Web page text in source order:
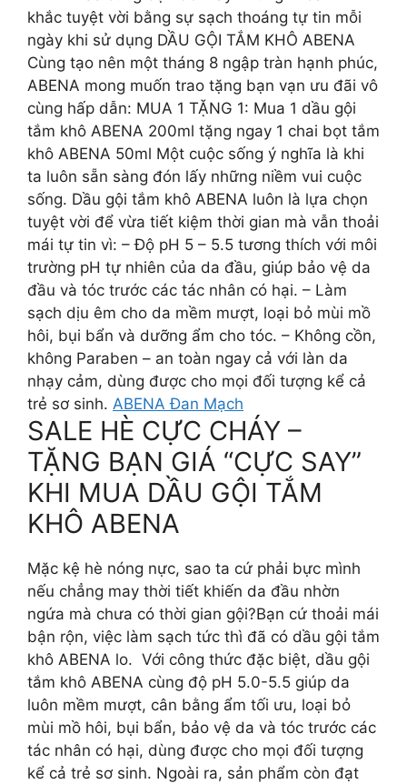
khắc tuyệt vời bằng sự sạch thoáng tự tin mỗi
ngày khi sử dụng DẦU GỘI TẮM KHÔ ABENA
Cùng tạo nên một tháng 8 ngập tràn hạnh phúc,
ABENA mong muốn trao tặng bạn vạn ưu đãi vô
cùng hấp dẫn: MUA 1 TẶNG 1: Mua 1 dầu gội
tắm khô ABENA 200ml tặng ngay 1 chai bọt tắm
khô ABENA 50ml Một cuộc sống ý nghĩa là khi
ta luôn sẵn sàng đón lấy những niềm vui cuộc
sống. Dầu gội tắm khô ABENA luôn là lựa chọn
tuyệt vời để vừa tiết kiệm thời gian mà vẫn thoải
mái tự tin vì: – Độ pH 5 – 5.5 tương thích với môi
trường pH tự nhiên của da đầu, giúp bảo vệ da
đầu và tóc trước các tác nhân có hại. – Làm
sạch dịu êm cho da mềm mượt, loại bỏ mùi mồ
hôi, bụi bẩn và dưỡng ẩm cho tóc. – Không cồn,
không Paraben – an toàn ngay cả với làn da
nhạy cảm, dùng được cho mọi đối tượng kể cả
trẻ sơ sinh. ABENA Đan Mạch
SALE HÈ CỰC CHÁY –
TẶNG BẠN GIÁ “CỰC SAY”
KHI MUA DẦU GỘI TẮM
KHÔ ABENA​
Mặc kệ hè nóng nực, sao ta cứ phải bực mình
nếu chẳng may thời tiết khiến da đầu nhờn
ngứa mà chưa có thời gian gội?​ Bạn cứ thoải mái
bận rộn, việc làm sạch tức thì đã có dầu gội tắm
khô ABENA lo. ​ ​ Với công thức đặc biệt, dầu gội
tắm khô ABENA cùng độ pH 5.0-5.5 giúp da
luôn mềm mượt, cân bằng ẩm tối ưu, loại bỏ
mùi mồ hôi, bụi bẩn, bảo vệ da và tóc trước các
tác nhân có hại, dùng được cho mọi đối tượng
kể cả trẻ sơ sinh.​ ​ Ngoài ra, sản phẩm còn đạt